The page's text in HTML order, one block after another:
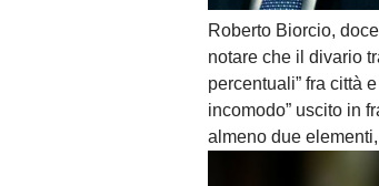
Roberto Biorcio,
notare che il divario
percentuali” fra città
incomodo” uscito in
almeno due